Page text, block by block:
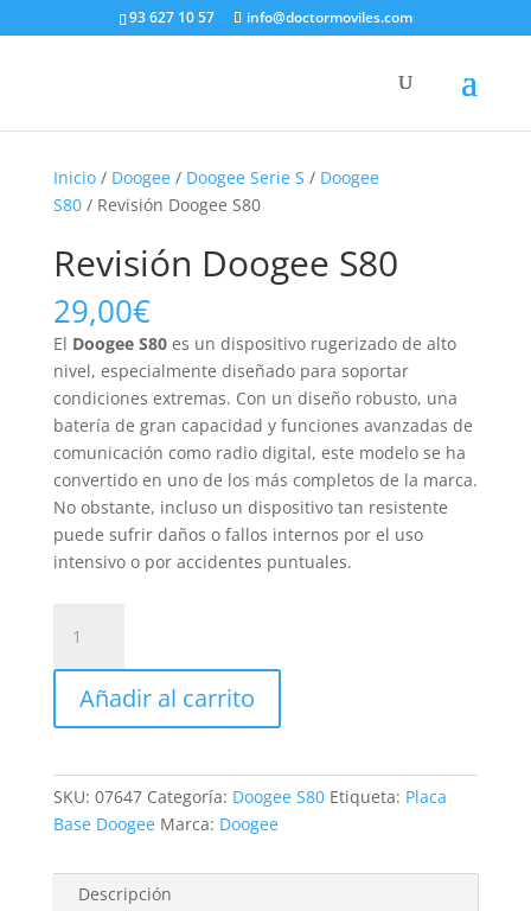
93 627 10 57 info@doctormoviles.com
Inicio/ Doogee/ Doogee Serie S / Doogee
S80/ Revisión Doogee S80
Revisión Doogee S80
29,00€
El Doogee S80es un dispositivo rugerizado de alto
nivel, especialmente diseñado para soportar
condiciones extremas. Con un diseño robusto, una
batería de gran capacidad y funciones avanzadas de
comunicación como radio digital, este modelo se ha
convertido en uno de los más completos de la marca.
No obstante, incluso un dispositivo tan resistente
puede sufrir daños o fallos internos por el uso
intensivo o por accidentes puntuales.
Doogee
S80
cantidad
Añadir al carrito
SKU: 07647 Categoría: Doogee S80 Etiqueta: Placa
Base Doogee Marca: Doogee
Descripción